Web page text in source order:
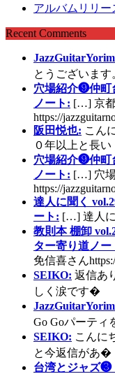
アルバムリリ
Recent Comments
とうございま
穴場紹介❾仲町
ノート: […] 京
https://
阪田悦也: こん
０年以上と長い
穴場紹介❾仲町
ノート: […] 穴
https://
達人に聞く
ート: […] 達人
教則本 棚卸
ター寄り道ノー
免信喜さん
SEIKO: 返信あ
しく涙です�
Go Goパーテ
SEIKO: こんに
と今返信があ�
台湾とジャズ❸